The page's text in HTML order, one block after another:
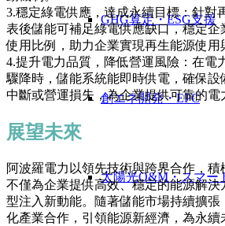
GHG算定・ESG支援
創エネ開発・EPC
太陽光O&M・スマー
3.穩定綠電供應，達成永續目標：針對
表後儲能可補足綠電供應缺口，穩定企
使用比例，助力企業實現再生能源使用
4.提升電力品質，降低營運風險：在電
驟降時，儲能系統能即時供電，確保設
中斷或營運損失，為企業提供可靠的電
展望未來
阿波羅電力以領先技術與跨界合作，積
不僅為企業提供高效、穩定的能源解
型注入新動能。隨著儲能市場持續擴張
化產業合作，引領能源新經濟，為永續